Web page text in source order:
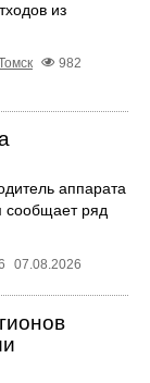
из
982
аппарата
сообщает ряд
07.08.2026